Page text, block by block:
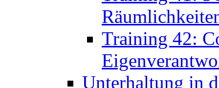
Unterhaltung in
Unterhaltung
Unterhaltung